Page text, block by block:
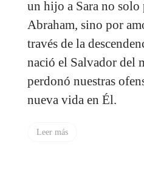
oración, meditación,
confesión de
nuestro caminar, y te
las diferentes
correcto. De lo
interpondrá y tus
a tener una mala